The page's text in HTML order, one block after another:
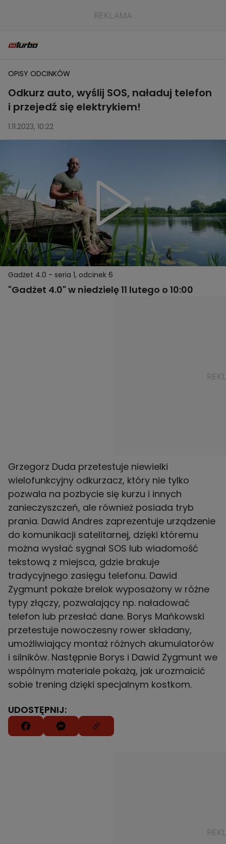
OPISY ODCINKÓW
Odkurz auto, wyślij SOS, naładuj telefon
i przejedź się elektrykiem!
1.11.2023, 10:22
Gadżet 4.0 - seria 1, odcinek 6
"Gadżet 4.0" w niedzielę 11 lutego o 10:00
Grzegorz Duda przetestuje niewielki
wielofunkcyjny odkurzacz, który nie tylko
pozwala na pozbycie się kurzu i innych
zanieczyszczeń, ale również posiada tryb
prania. Dawid Andres zaprezentuje urządzenie
do komunikacji satelitarnej, dzięki któremu
można wysłać sygnał SOS lub wiadomość
tekstową z miejsca, gdzie brakuje
tradycyjnego zasięgu telefonu. Dawid
Zygmunt pokaże brelok wyposażony w różne
typy złączy, pozwalający np. naładować
telefon lub przesłać dane. Borys Mańkowski
przetestuje nowoczesny rower składany,
umożliwiający montaż różnych akumulatorów
i silników. Następnie Borys i Dawid Zygmunt we
wspólnym materiale pokażą, jak urozmaicić
sobie trening dzięki specjalnym kostkom.
UDOSTĘPNIJ: